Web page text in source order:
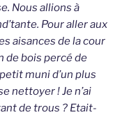
Nous allions à
Pour aller aux
aisances de la cour
de bois percé de
muni d’un plus
nettoyer ! Je n’ai
de trous ? Etait-